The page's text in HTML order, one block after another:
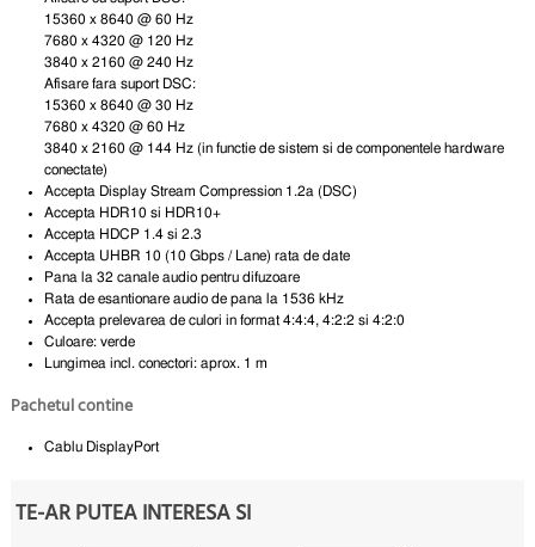
15360 x 8640 @ 60 Hz
7680 x 4320 @ 120 Hz
3840 x 2160 @ 240 Hz
Afisare fara suport DSC:
15360 x 8640 @ 30 Hz
7680 x 4320 @ 60 Hz
3840 x 2160 @ 144 Hz (in functie de sistem si de componentele hardware
conectate)
Accepta Display Stream Compression 1.2a (DSC)
Accepta HDR10 si HDR10+
Accepta HDCP 1.4 si 2.3
Accepta UHBR 10 (10 Gbps / Lane) rata de date
Pana la 32 canale audio pentru difuzoare
Rata de esantionare audio de pana la 1536 kHz
Accepta prelevarea de culori in format 4:4:4, 4:2:2 si 4:2:0
Culoare: verde
Lungimea incl. conectori: aprox. 1 m
Pachetul contine
Cablu DisplayPort
TE-AR PUTEA INTERESA SI